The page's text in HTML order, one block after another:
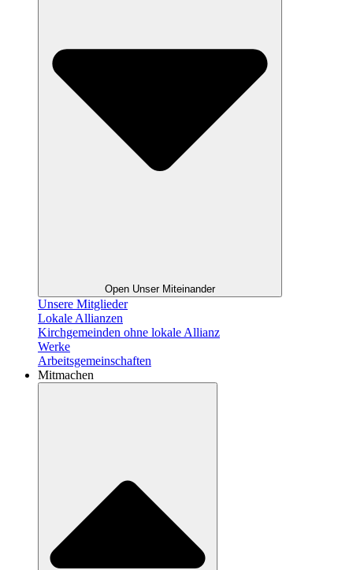
Open Unser Miteinander
Unsere Mitglieder
Lokale Allianzen
Kirchgemeinden ohne lokale Allianz
Werke
Arbeitsgemeinschaften
Mitmachen